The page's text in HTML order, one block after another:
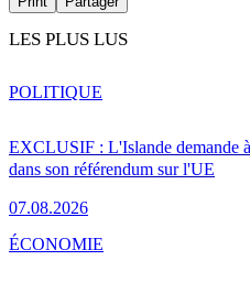
LES PLUS LUS
EXCLUSIF : L'Islande demande
dans son référendum sur l'UE
07.08.2026
POLITIQUE
ÉCONOMIE